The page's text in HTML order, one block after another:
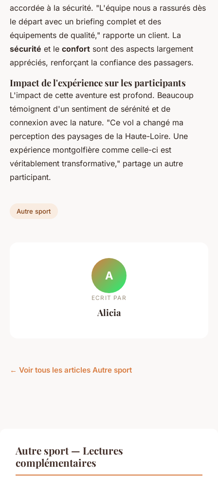
accordée à la sécurité. "L'équipe nous a rassurés dès
le départ avec un briefing complet et des
équipements de qualité," rapporte un client. La
sécurité et le confort sont des aspects largement
appréciés, renforçant la confiance des passagers.
Impact de l'expérience sur les participants
L'impact de cette aventure est profond. Beaucoup
témoignent d'un sentiment de sérénité et de
connexion avec la nature. "Ce vol a changé ma
perception des paysages de la Haute-Loire. Une
expérience montgolfière comme celle-ci est
véritablement transformative," partage un autre
participant.
Autre sport
A
ECRIT PAR
Alicia
← Voir tous les articles Autre sport
Autre sport — Lectures
complémentaires